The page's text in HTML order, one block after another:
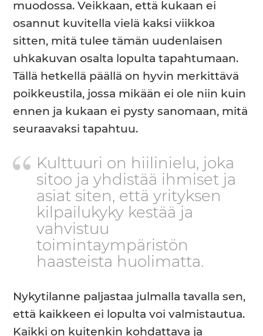
muodossa. Veikkaan, että kukaan ei
osannut kuvitella vielä kaksi viikkoa
sitten, mitä tulee tämän uudenlaisen
uhkakuvan osalta lopulta tapahtumaan.
Tällä hetkellä päällä on hyvin merkittävä
poikkeustila, jossa mikään ei ole niin kuin
ennen ja kukaan ei pysty sanomaan, mitä
seuraavaksi tapahtuu.
Kulttuuri on hiilinielu, joka
sitoo ja yhdistää ihmiset ja
asiat siten, että yrityksen
kilpailukyky kestää ja
vahvistuu
toimintaympäristön
haasteista huolimatta.
Nykytilanne paljastaa julmalla tavalla sen,
että kaikkeen ei lopulta voi valmistautua.
Kaikki on kuitenkin kohdattava ja